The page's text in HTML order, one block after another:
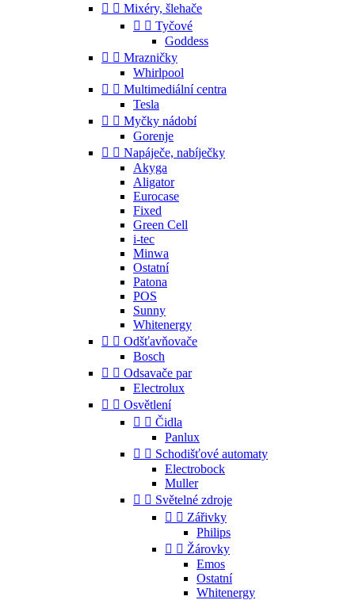
  Mixéry, šlehače
  Tyčové
Goddess
  Mrazničky
Whirlpool
  Multimediální centra
Tesla
  Myčky nádobí
Gorenje
  Napáječe, nabíječky
Akyga
Aligator
Eurocase
Fixed
Green Cell
i-tec
Minwa
Ostatní
Patona
POS
Sunny
Whitenergy
  Odšťavňovače
Bosch
  Odsavače par
Electrolux
  Osvětlení
  Čidla
Panlux
  Schodišťové automaty
Electrobock
Muller
  Světelné zdroje
  Zářivky
Philips
  Žárovky
Emos
Ostatní
Whitenergy